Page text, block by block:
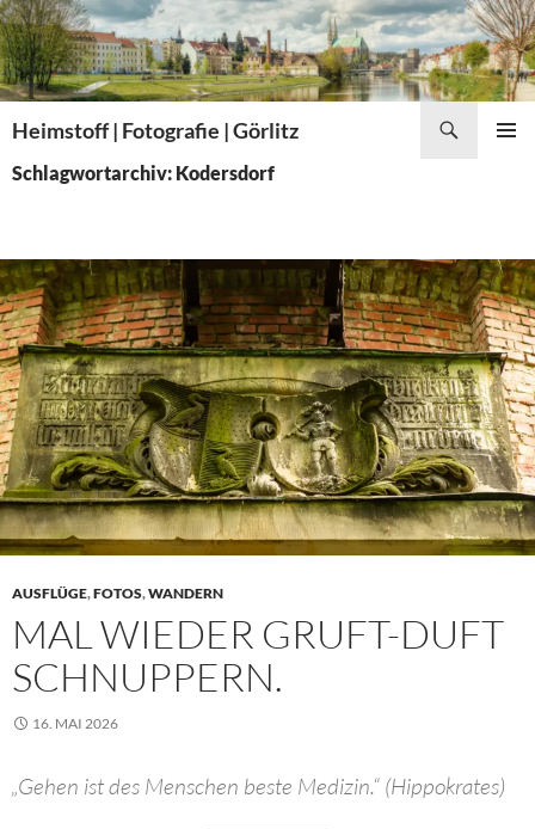
Zum
Inhalt
springen
Heimstoff | Fotografie | Görlitz
Schlagwortarchiv: Kodersdorf
AUSFLÜGE,FOTOS,WANDERN
MAL WIEDER GRUFT-DUFT
SCHNUPPERN.
16. MAI 2026
„Gehen ist des Menschen beste Medizin.“ (Hippokrates)